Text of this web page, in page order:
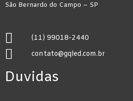
São Bernardo do Campo – SP
(11) 99018-2440
contato@gqled.com.br
Duvidas